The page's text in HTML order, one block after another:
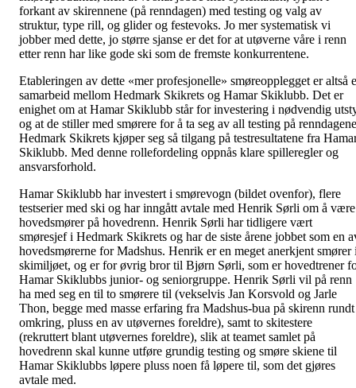
forkant av skirennene (på renndagen) med testing og valg av
struktur, type rill, og glider og festevoks. Jo mer systematisk vi
jobber med dette, jo større sjanse er det for at utøverne våre i renn
etter renn har like gode ski som de fremste konkurrentene.
Etableringen av dette «mer profesjonelle» smøreopplegget er altså
samarbeid mellom Hedmark Skikrets og Hamar Skiklubb. Det er
enighet om at Hamar Skiklubb står for investering i nødvendig
og at de stiller med smørere for å ta seg av all testing på
Hedmark Skikrets kjøper seg så tilgang på testresultatene fra
Skiklubb. Med denne rollefordeling oppnås klare spilleregler og
ansvarsforhold.
Hamar Skiklubb har investert i smørevogn (bildet ovenfor), flere
testserier med ski og har inngått avtale med Henrik Sørli om å være
hovedsmører på hovedrenn. Henrik Sørli har tidligere vært
smøresjef i Hedmark Skikrets og har de siste årene jobbet som en
hovedsmørerne for Madshus. Henrik er en meget anerkjent smører
skimiljøet, og er for øvrig bror til Bjørn Sørli, som er hovedtrener
Hamar Skiklubbs junior- og seniorgruppe. Henrik Sørli vil på renn
ha med seg en til to smørere til (vekselvis Jan Korsvold og Jarle
Thon, begge med masse erfaring fra Madshus-bua på skirenn rundt
omkring, pluss en av utøvernes foreldre), samt to skitestere
(rekruttert blant utøvernes foreldre), slik at teamet samlet på
hovedrenn skal kunne utføre grundig testing og smøre skiene til
Hamar Skiklubbs løpere pluss noen få løpere til, som det gjøres
avtale med.